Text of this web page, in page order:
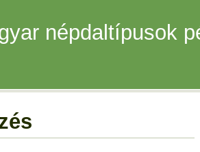
népdaltípusok